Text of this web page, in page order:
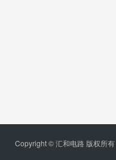
Copyright © 汇和电路 版权所有